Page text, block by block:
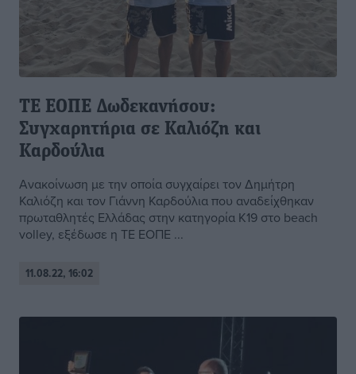
ΤΕ ΕΟΠΕ Δωδεκανήσου:
Συγχαρητήρια σε Καλιόζη και
Καρδούλια
Ανακοίνωση με την οποία συγχαίρει τον Δημήτρη
Καλιόζη και τον Γιάννη Καρδούλια που αναδείχθηκαν
πρωταθλητές Ελλάδας στην κατηγορία Κ19 στο beach
volley, εξέδωσε η ΤΕ ΕΟΠΕ ...
11.08.22, 16:02